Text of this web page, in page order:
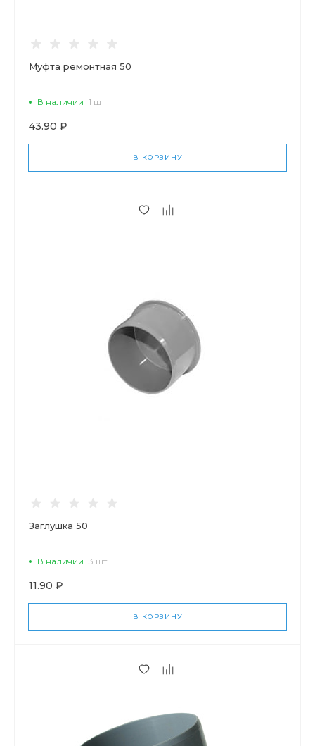
Муфта ремонтная 50
В наличии 1 шт
43.90 ₽
В КОРЗИНУ
Заглушка 50
В наличии 3 шт
11.90 ₽
В КОРЗИНУ